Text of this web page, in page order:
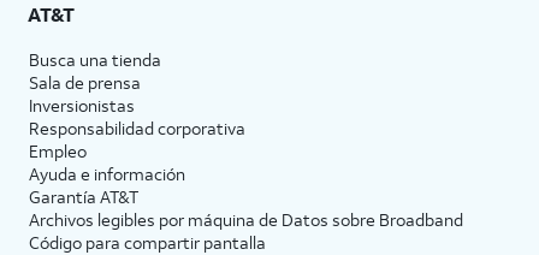
AT&T
Busca una tienda
Sala de prensa
Inversionistas
Responsabilidad corporativa
Empleo
Ayuda e información
Garantía AT&T
Archivos legibles por máquina de Datos sobre Broadband
Código para compartir pantalla